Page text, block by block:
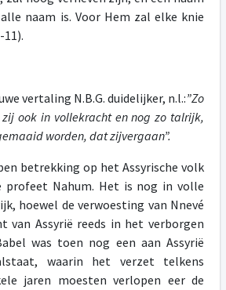
naam is. Voor Hem zal elke knie
11).
vertaling N.B.G. duidelijker, n.l.:”Zo
ook in vollekracht en nog zo talrijk,
worden, dat zijvergaan”.
betrekking op het Assyrische volk
profeet Nahum. Het is nog in volle
hoewel de verwoesting van Nnevé
van Assyrië reeds in het verborgen
was toen nog een aan Assyrië
waarin het verzet telkens
jaren moesten verlopen eer de